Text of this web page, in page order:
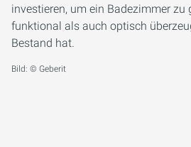
investieren, um ein Badezimmer zu
funktional als auch optisch
Bestand hat.
Bild: © Geberit